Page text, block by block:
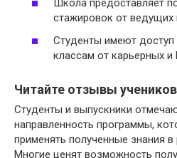
Школа предоставляет
стажировок от ведущих
Студенты имеют доступ
классам от карьерных и
Читайте отзывы учеников
Студенты и выпускники
направленность программы,
применять полученные знания в
Многие ценят возможность